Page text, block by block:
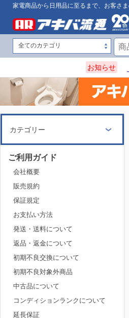
家電商品から日用品に至るまで、お客さ
お知らせ
カテゴリー
ご利用ガイド
会社概要
販売規約
保証規定
お支払い方法
発送・送料について
返品・返金について
初期不良交換について
初期不良対象外商品
中古品について
コンディションランクについて
延長保証